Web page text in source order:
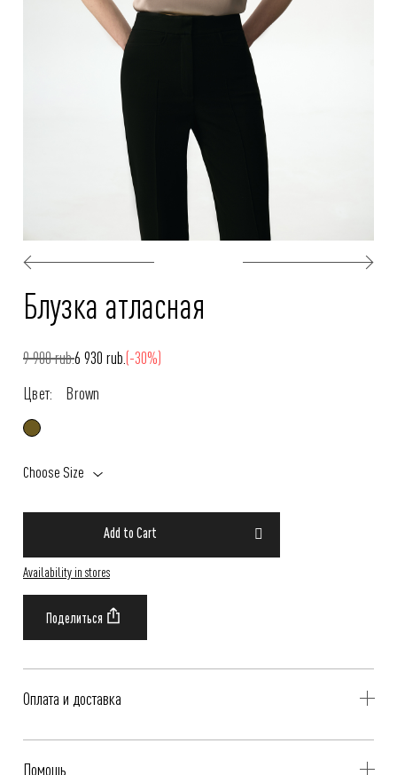
Блузка атласная
9 900 rub.6 930 rub.(-30%)
Цвет:
Brown
Choose Size
Add to Cart
Availability in stores
Оплата и доставка
Помощь